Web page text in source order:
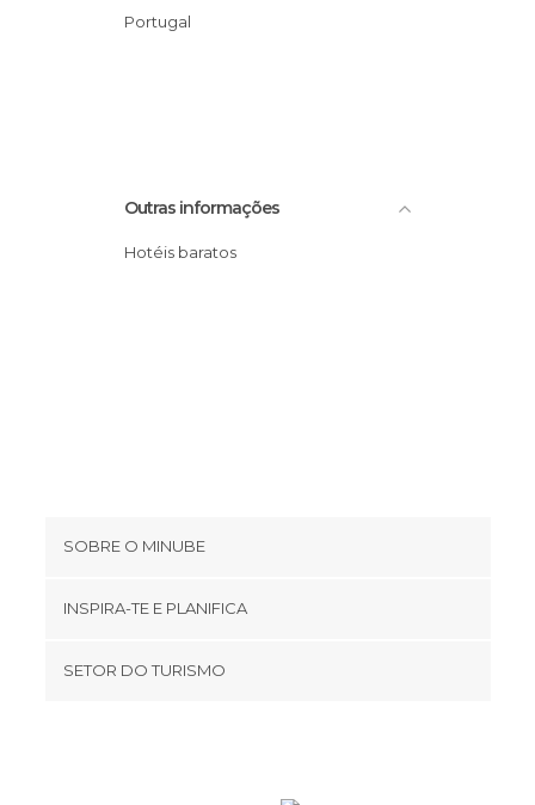
Portugal
Outras informações
Hotéis baratos
SOBRE O MINUBE
Términos e Condições
INSPIRA-TE E PLANIFICA
SETOR DO TURISMO